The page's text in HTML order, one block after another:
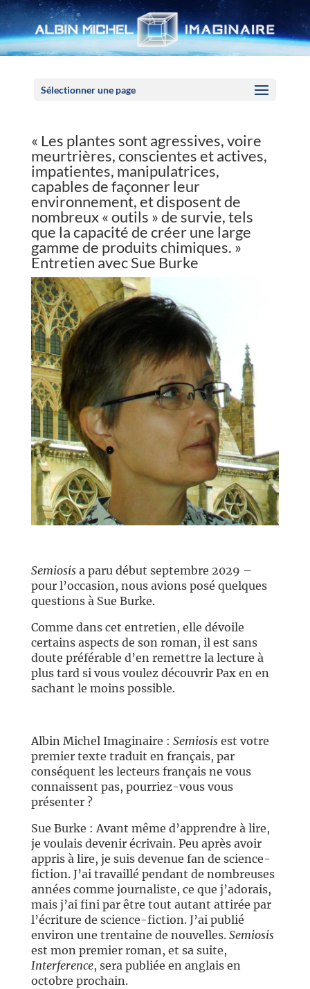
Sélectionner une page
« Les plantes sont agressives, voire
meurtrières, conscientes et actives,
impatientes, manipulatrices,
capables de façonner leur
environnement, et disposent de
nombreux « outils » de survie, tels
que la capacité de créer une large
gamme de produits chimiques. »
Entretien avec Sue Burke
Semiosisa paru début septembre 2029 –
pour l’occasion, nous avions posé quelques
questions à Sue Burke.
Comme dans cet entretien, elle dévoile
certains aspects de son roman, il est sans
doute préférable d’en remettre la lecture à
plus tard si vous voulez découvrir Pax en en
sachant le moins possible.
Albin Michel Imaginaire : Semiosisest votre
premier texte traduit en français, par
conséquent les lecteurs français ne vous
connaissent pas, pourriez-vous vous
présenter ?
Sue Burke : Avant même d’apprendre à lire,
je voulais devenir écrivain. Peu après avoir
appris à lire, je suis devenue fan de science-
fiction. J’ai travaillé pendant de nombreuses
années comme journaliste, ce que j’adorais,
mais j’ai fini par être tout autant attirée par
l’écriture de science-fiction. J’ai publié
environ une trentaine de nouvelles. Semiosis
est mon premier roman, et sa suite,
Interference, sera publiée en anglais en
octobre prochain.
Panneau de gestion des cookies